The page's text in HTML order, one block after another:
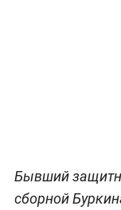
Бывший
сборной